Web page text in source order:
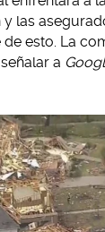
las
esto. La
a